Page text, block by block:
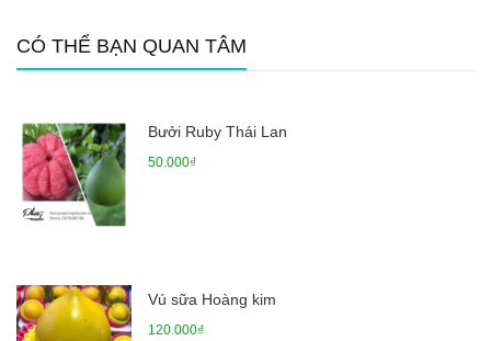
CÓ THỂ BẠN QUAN TÂM
Bưởi Ruby Thái Lan
50.000₫
Vú sữa Hoàng kim
120.000₫